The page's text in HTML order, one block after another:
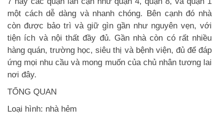
một cách dễ dàng và nhanh chóng. Bên cạnh đó nhà
còn được bảo trì và giữ gìn gần như nguyên vẹn, với
tiện ích và nội thất đầy đủ. Gần nhà còn có rất nhiều
hàng quán, trường học, siêu thị và bệnh viện, đủ để đáp
ứng mọi nhu cầu và mong muốn của chủ nhân tương lai
nơi đây.
TỔNG QUAN
Loại hình: nhà hẻm